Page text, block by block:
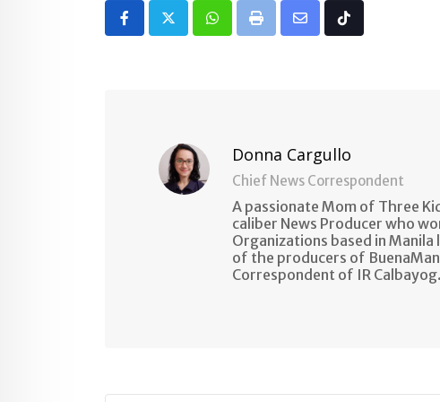
Whatsapp
Print
Share Tiktok
Donna Cargullo
Chief News Correspondent
A passionate Mom of Three
caliber News Producer who
Organizations based in Manila
of the producers of
Correspondent of IR Calbayog.